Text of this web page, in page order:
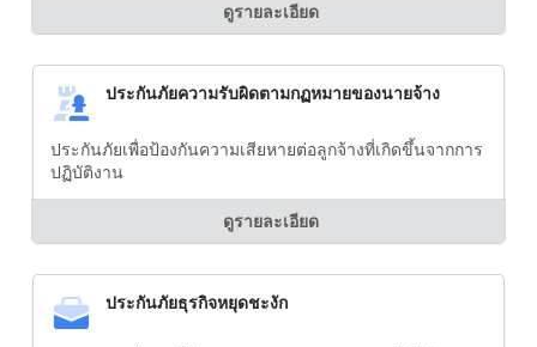
ดูรายละเอียด
ประกันภัยความรับผิดตามกฏหมายของนายจ้าง
ประกันภัยเพื่อป้องกันความเสียหายต่อลูกจ้างที่เกิดขึ้นจากการ
ปฏิบัติงาน
ดูรายละเอียด
ประกันภัยธุรกิจหยุดชะงัก